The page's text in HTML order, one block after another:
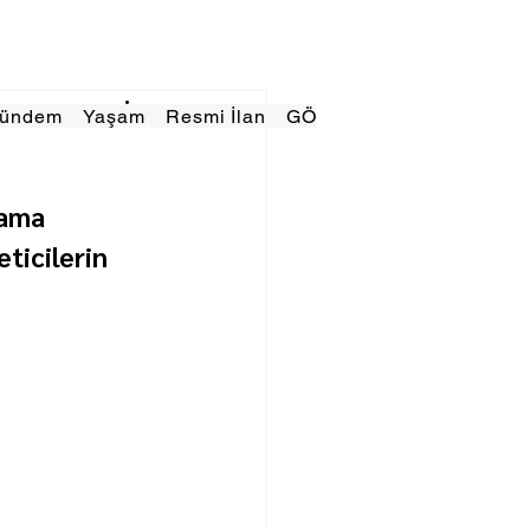
Yaşam Resmi İlan GÖRÜNÜMTV